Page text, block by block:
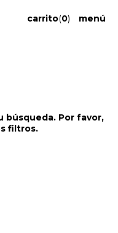
menú
carrito(0)
búsqueda. Por favor,
filtros.